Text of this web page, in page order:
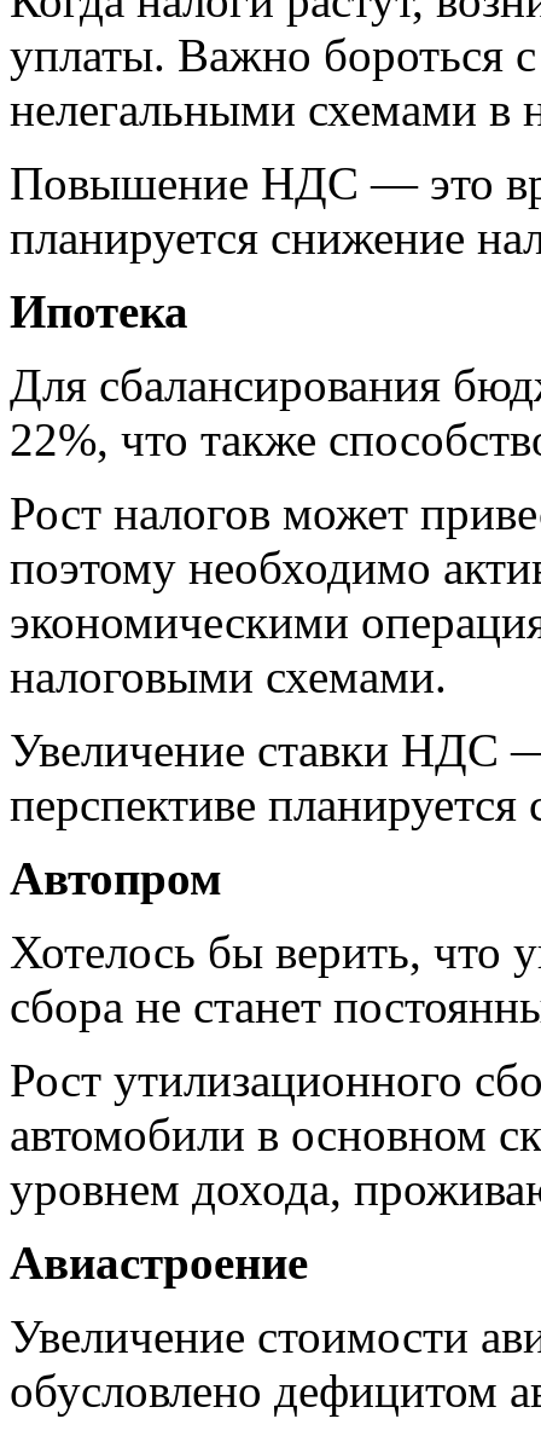
уплаты. Важно бороться
нелегальными схемами в
Повышение НДС — это
планируется снижение
Ипотека
Для сбалансирования
22%, что также
Рост налогов может
поэтому необходимо
экономическими
налоговыми схемами.
Увеличение ставки НДС
перспективе
Автопром
Хотелось бы верить, что
сбора не станет
Рост утилизационного
автомобили в основном
уровнем дохода,
Авиастроение
Увеличение стоимости
обусловлено дефицитом